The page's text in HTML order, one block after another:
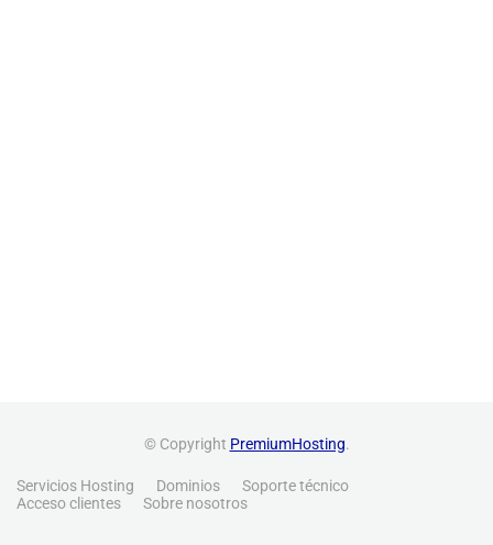
© Copyright PremiumHosting.
Servicios Hosting Dominios
Soporte técnico
Acceso clientes
Sobre nosotros